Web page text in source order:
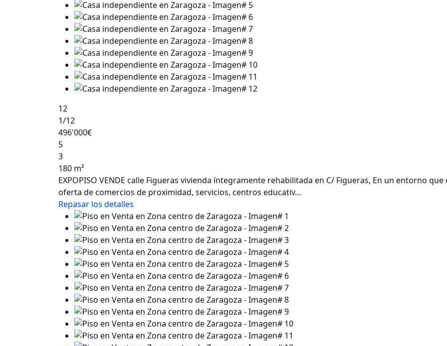
12
1/12
496'000€
5
3
180 m²
EXPOPISO VENDE calle Figueras vivienda íntegramente rehabilitada en C/ Figueras, En un entorno
oferta de comercios de proximidad, servicios, centros educativ…
Repasar los detalles